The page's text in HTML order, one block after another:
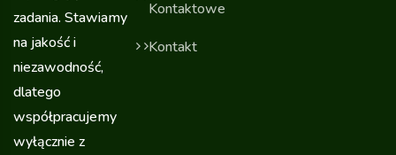
zadania. Stawiamy
na jakość i
niezawodność,
dlatego
współpracujemy
wyłącznie z
Kontaktowe
Kontakt